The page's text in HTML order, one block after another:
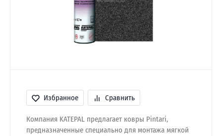
Избранное Сравнить
Компания KATEPAL предлагает ковры Pintari,
предназначенные специально для монтажа мягкой